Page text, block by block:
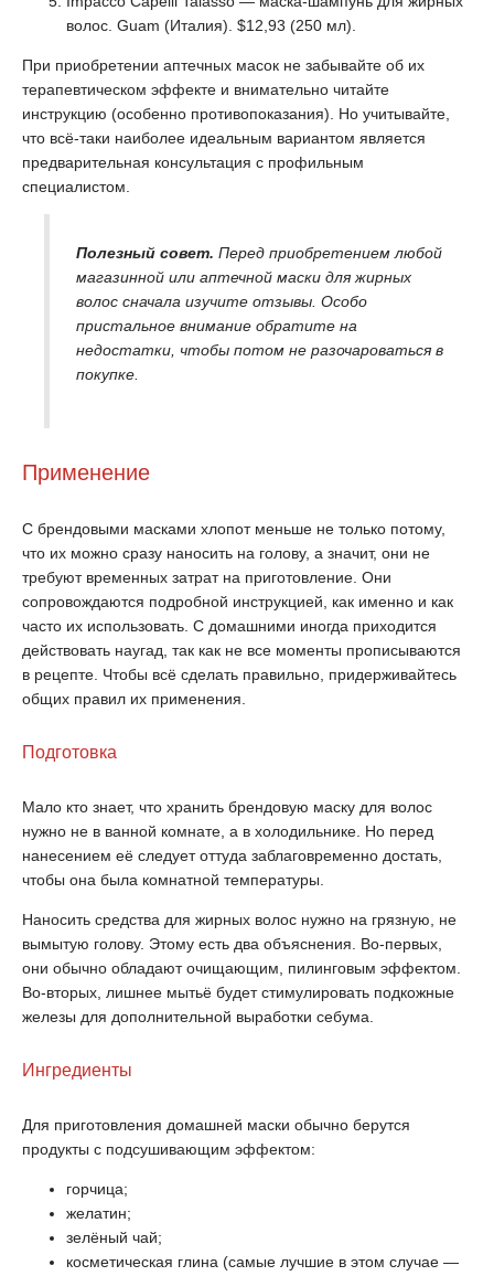
волос. Guam (Италия). $12,93 (250 мл).
При приобретении аптечных масок не забывайте об их
терапевтическом эффекте и внимательно читайте
инструкцию (особенно противопоказания). Но учитывайте,
что всё-таки наиболее идеальным вариантом является
предварительная консультация с профильным
специалистом.
Полезный совет. Перед приобретением любой
магазинной или аптечной маски для жирных
волос сначала изучите отзывы. Особо
пристальное внимание обратите на
недостатки, чтобы потом не разочароваться в
покупке.
Применение
С брендовыми масками хлопот меньше не только потому,
что их можно сразу наносить на голову, а значит, они не
требуют временных затрат на приготовление. Они
сопровождаются подробной инструкцией, как именно и как
часто их использовать. С домашними иногда приходится
действовать наугад, так как не все моменты прописываются
в рецепте. Чтобы всё сделать правильно, придерживайтесь
общих правил их применения.
Подготовка
Мало кто знает, что хранить брендовую маску для волос
нужно не в ванной комнате, а в холодильнике. Но перед
нанесением её следует оттуда заблаговременно достать,
чтобы она была комнатной температуры.
Наносить средства для жирных волос нужно на грязную, не
вымытую голову. Этому есть два объяснения. Во-первых,
они обычно обладают очищающим, пилинговым эффектом.
Во-вторых, лишнее мытьё будет стимулировать подкожные
железы для дополнительной выработки себума.
Ингредиенты
Для приготовления домашней маски обычно берутся
продукты с подсушивающим эффектом:
горчица;
желатин;
зелёный чай;
косметическая глина (самые лучшие в этом случае —